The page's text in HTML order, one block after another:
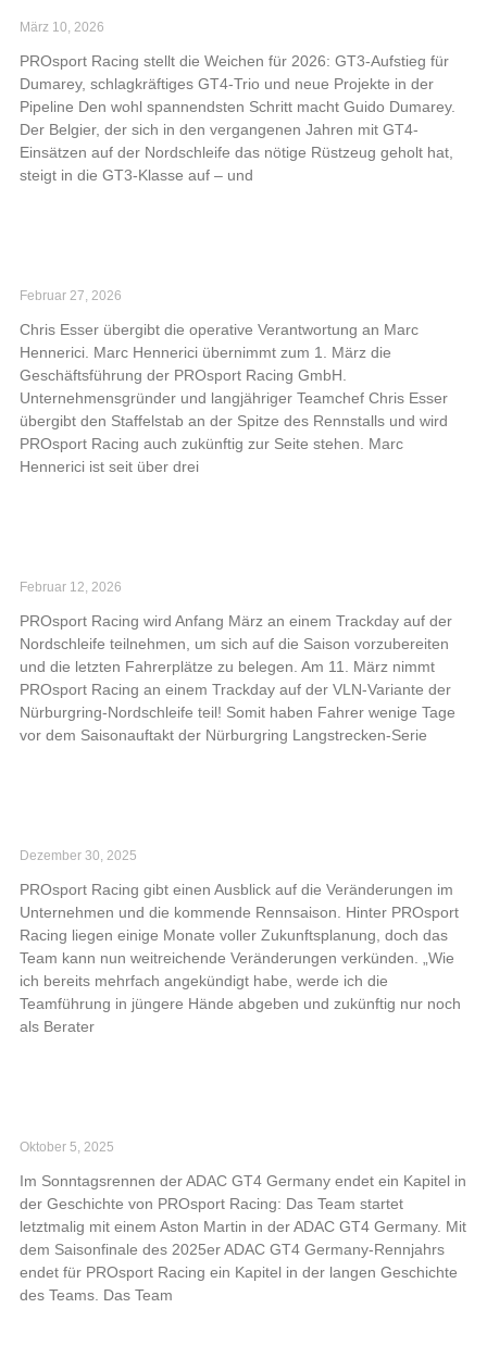
März 10, 2026
PROsport Racing stellt die Weichen für 2026: GT3-Aufstieg für
Dumarey, schlagkräftiges GT4-Trio und neue Projekte in der
Pipeline Den wohl spannendsten Schritt macht Guido Dumarey.
Der Belgier, der sich in den vergangenen Jahren mit GT4-
Einsätzen auf der Nordschleife das nötige Rüstzeug geholt hat,
steigt in die GT3-Klasse auf – und
Februar 27, 2026
Chris Esser übergibt die operative Verantwortung an Marc
Hennerici. Marc Hennerici übernimmt zum 1. März die
Geschäftsführung der PROsport Racing GmbH.
Unternehmensgründer und langjähriger Teamchef Chris Esser
übergibt den Staffelstab an der Spitze des Rennstalls und wird
PROsport Racing auch zukünftig zur Seite stehen. Marc
Hennerici ist seit über drei
Februar 12, 2026
PROsport Racing wird Anfang März an einem Trackday auf der
Nordschleife teilnehmen, um sich auf die Saison vorzubereiten
und die letzten Fahrerplätze zu belegen. Am 11. März nimmt
PROsport Racing an einem Trackday auf der VLN-Variante der
Nürburgring-Nordschleife teil! Somit haben Fahrer wenige Tage
vor dem Saisonauftakt der Nürburgring Langstrecken-Serie
Dezember 30, 2025
PROsport Racing gibt einen Ausblick auf die Veränderungen im
Unternehmen und die kommende Rennsaison. Hinter PROsport
Racing liegen einige Monate voller Zukunftsplanung, doch das
Team kann nun weitreichende Veränderungen verkünden. „Wie
ich bereits mehrfach angekündigt habe, werde ich die
Teamführung in jüngere Hände abgeben und zukünftig nur noch
als Berater
Oktober 5, 2025
Im Sonntagsrennen der ADAC GT4 Germany endet ein Kapitel in
der Geschichte von PROsport Racing: Das Team startet
letztmalig mit einem Aston Martin in der ADAC GT4 Germany. Mit
dem Saisonfinale des 2025er ADAC GT4 Germany-Rennjahrs
endet für PROsport Racing ein Kapitel in der langen Geschichte
des Teams. Das Team